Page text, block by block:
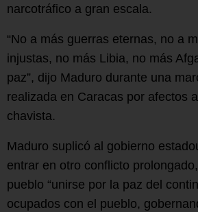
narcotráfico a gran escala.
“No a más guerras eternas, no a
injustas, no más Libia, no más
paz”, dijo Maduro durante una
realizada en Caracas por afectos
chavista.
Maduro suplicó al gobierno
entrar en otro conflicto
pueblo “unirse por la paz del
ocupados con el pueblo,